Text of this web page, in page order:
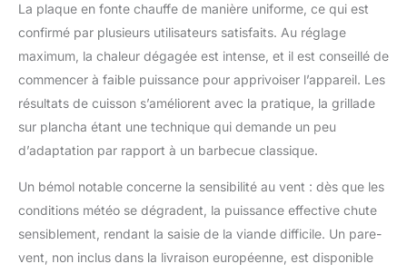
La plaque en fonte chauffe de manière uniforme, ce qui est
confirmé par plusieurs utilisateurs satisfaits. Au réglage
maximum, la chaleur dégagée est intense, et il est conseillé de
commencer à faible puissance pour apprivoiser l’appareil. Les
résultats de cuisson s’améliorent avec la pratique, la grillade
sur plancha étant une technique qui demande un peu
d’adaptation par rapport à un barbecue classique.
Un bémol notable concerne la sensibilité au vent : dès que les
conditions météo se dégradent, la puissance effective chute
sensiblement, rendant la saisie de la viande difficile. Un pare-
vent, non inclus dans la livraison européenne, est disponible